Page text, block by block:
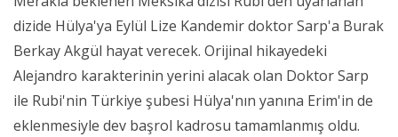
dizide Hülya'ya Eylül Lize Kandemir doktor Sarp'a Burak
Berkay Akgül hayat verecek. Orijinal hikayedeki
Alejandro karakterinin yerini alacak olan Doktor Sarp
ile Rubi'nin Türkiye şubesi Hülya'nın yanına Erim'in de
eklenmesiyle dev başrol kadrosu tamamlanmış oldu.